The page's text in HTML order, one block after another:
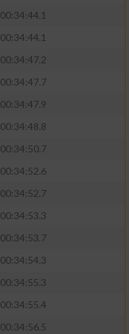
00:34:44.1
00:34:44.1
00:34:47.2
00:34:47.7
00:34:47.9
00:34:48.8
00:34:50.7
00:34:52.6
00:34:52.7
00:34:53.3
00:34:53.7
00:34:54.3
00:34:55.3
00:34:55.4
00:34:56.5